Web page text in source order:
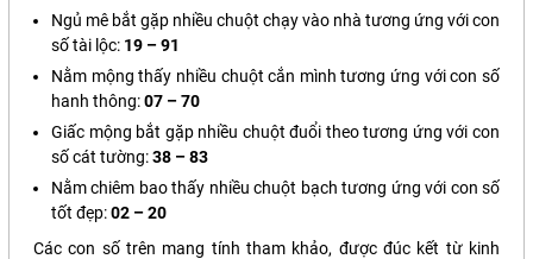
Ngủ mê bắt gặp nhiều chuột chạy vào nhà tương ứng với con
số tài lộc: 19 – 91
Nằm mộng thấy nhiều chuột cắn mình tương ứng với con số
hanh thông:07 – 70
Giấc mộng bắt gặp nhiều chuột đuổi theo tương ứng với con
số cát tường:38 – 83
Nằm chiêm bao thấy nhiều chuột bạch tương ứng với con số
tốt đẹp:02 – 20
Các con số trên mang tính tham khảo, được đúc kết từ kinh